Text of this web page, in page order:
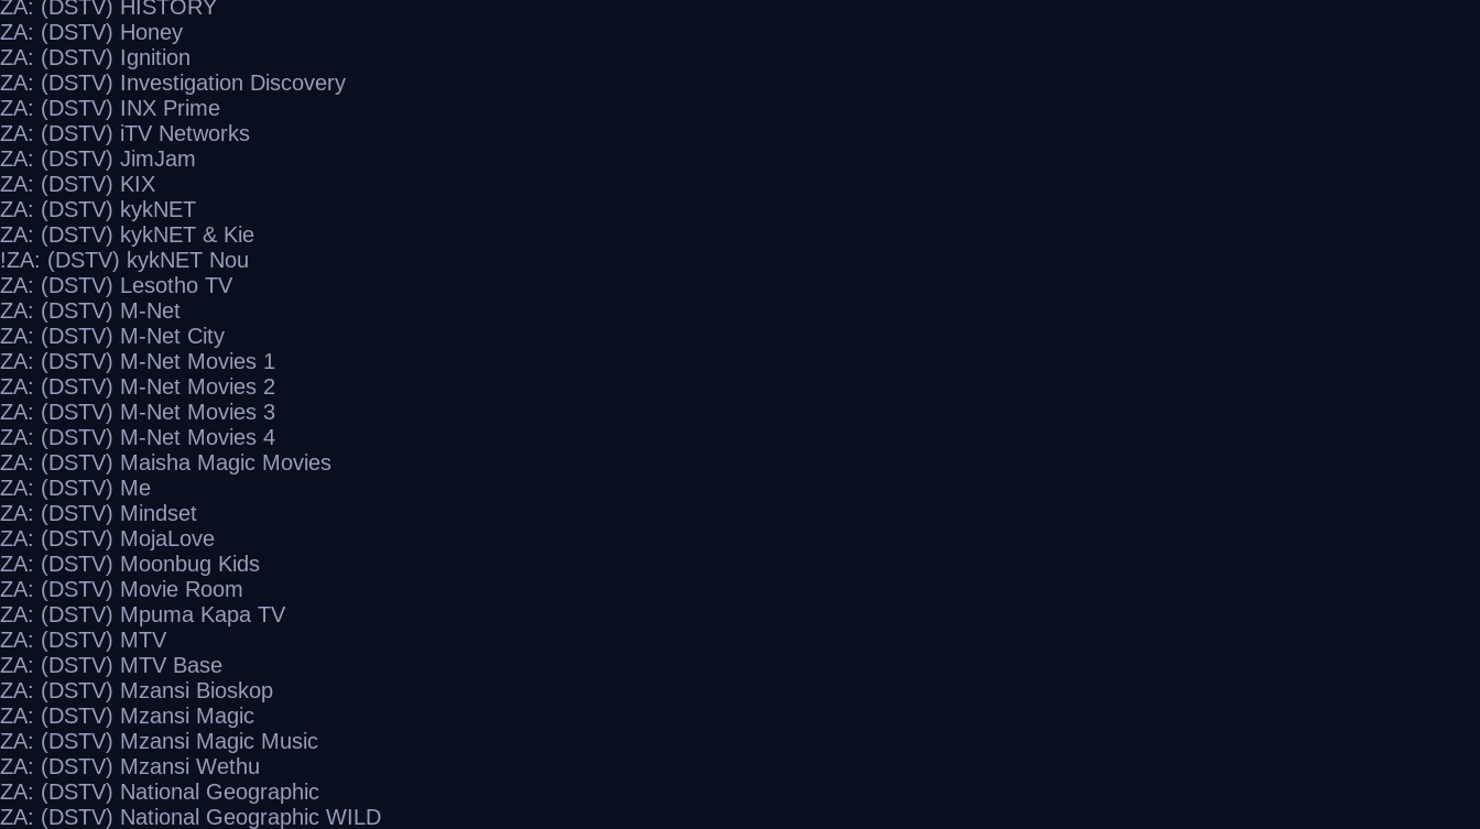
ZA: (DSTV) HISTORY
ZA: (DSTV) Honey
ZA: (DSTV) Ignition
ZA: (DSTV) Investigation Discovery
ZA: (DSTV) INX Prime
ZA: (DSTV) iTV Networks
ZA: (DSTV) JimJam
ZA: (DSTV) KIX
ZA: (DSTV) kykNET
ZA: (DSTV) kykNET & Kie
ZA: (DSTV) kykNET Nou!
ZA: (DSTV) Lesotho TV
ZA: (DSTV) M-Net
ZA: (DSTV) M-Net City
ZA: (DSTV) M-Net Movies 1
ZA: (DSTV) M-Net Movies 2
ZA: (DSTV) M-Net Movies 3
ZA: (DSTV) M-Net Movies 4
ZA: (DSTV) Maisha Magic Movies
ZA: (DSTV) Me
ZA: (DSTV) Mindset
ZA: (DSTV) MojaLove
ZA: (DSTV) Moonbug Kids
ZA: (DSTV) Movie Room
ZA: (DSTV) Mpuma Kapa TV
ZA: (DSTV) MTV
ZA: (DSTV) MTV Base
ZA: (DSTV) Mzansi Bioskop
ZA: (DSTV) Mzansi Magic
ZA: (DSTV) Mzansi Magic Music
ZA: (DSTV) Mzansi Wethu
ZA: (DSTV) National Geographic
ZA: (DSTV) National Geographic WILD